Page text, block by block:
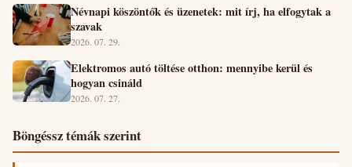
Névnapi köszöntők és üzenetek: mit írj, ha elfogytak a
szavak
2026. 07. 29.
Elektromos autó töltése otthon: mennyibe kerül és
hogyan csináld
2026. 07. 27.
Böngéssz témák szerint